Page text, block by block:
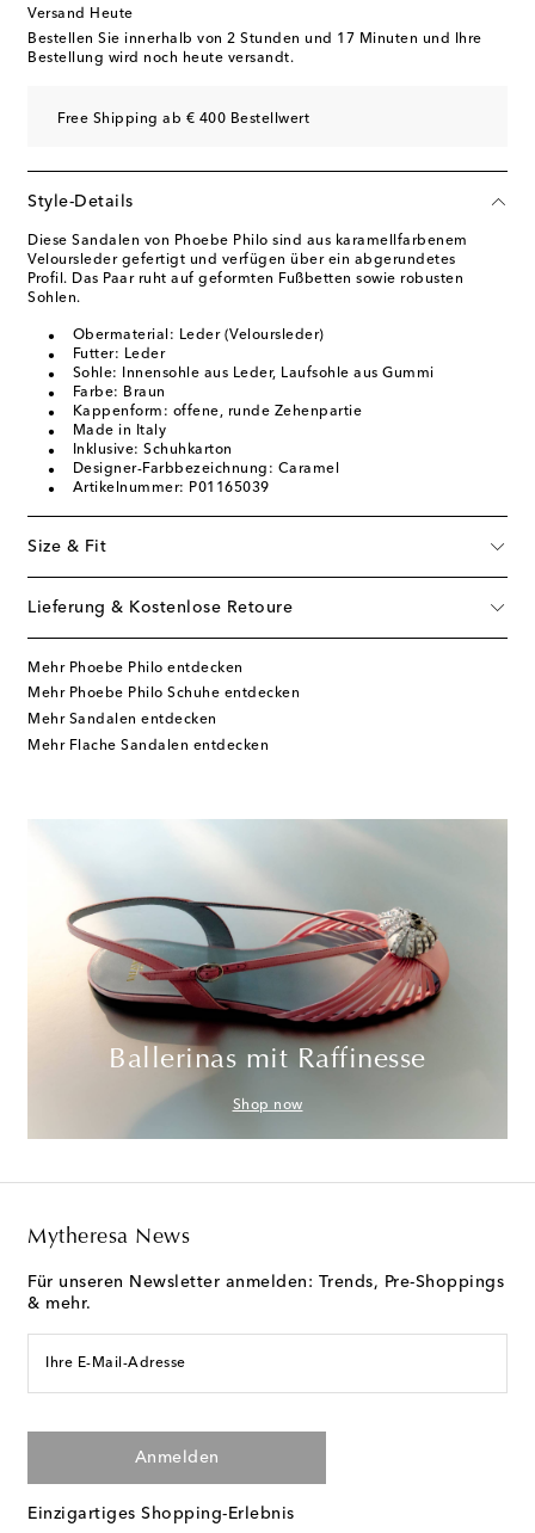
Versand Heute
Bestellen Sie innerhalb von 2 Stunden und 17 Minuten und Ihre
Bestellung wird noch heute versandt.
Free Shipping ab € 400 Bestellwert
Style-Details
Diese Sandalen von Phoebe Philo sind aus karamellfarbenem
Veloursleder gefertigt und verfügen über ein abgerundetes
Profil. Das Paar ruht auf geformten Fußbetten sowie robusten
Sohlen.
Obermaterial: Leder (Veloursleder)
Futter: Leder
Sohle: Innensohle aus Leder, Laufsohle aus Gummi
Farbe: Braun
Kappenform: offene, runde Zehenpartie
Made in Italy
Inklusive: Schuhkarton
Designer-Farbbezeichnung: Caramel
Artikelnummer: P01165039
Size & Fit
Lieferung & Kostenlose Retoure
Mehr Phoebe Philo entdecken
Mehr Phoebe Philo Schuhe entdecken
Mehr Sandalen entdecken
Mehr Flache Sandalen entdecken
Ballerinas mit Raffinesse
Shop now
Mytheresa News
Für unseren Newsletter anmelden: Trends, Pre-Shoppings
& mehr.
Ihre E-Mail-Adresse
Anmelden
Einzigartiges Shopping-Erlebnis